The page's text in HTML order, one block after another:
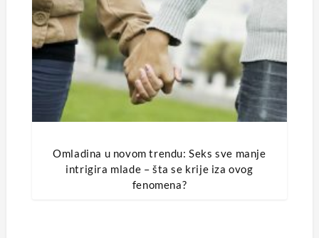
Omladina u novom trendu: Seks sve manje
intrigira mlade – šta se krije iza ovog
fenomena?